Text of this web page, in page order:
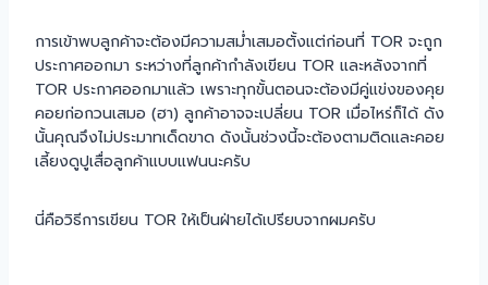
การเข้าพบลูกค้าจะต้องมีความสม่ำเสมอตั้งแต่ก่อนที่ TOR จะถูก
ประกาศออกมา ระหว่างที่ลูกค้ากำลังเขียน TOR และหลังจากที่
TOR ประกาศออกมาแล้ว เพราะทุกขั้นตอนจะต้องมีคู่แข่งของคุย
คอยก่อกวนเสมอ (ฮา) ลูกค้าอาจจะเปลี่ยน TOR เมื่อไหร่ก็ได้ ดัง
นั้นคุณจึงไม่ประมาทเด็ดขาด ดังนั้นช่วงนี้จะต้องตามติดและคอย
เลี้ยงดูปูเสื่อลูกค้าแบบแฟนนะครับ
นี่คือวิธีการเขียน TOR ให้เป็นฝ่ายได้เปรียบจากผมครับ